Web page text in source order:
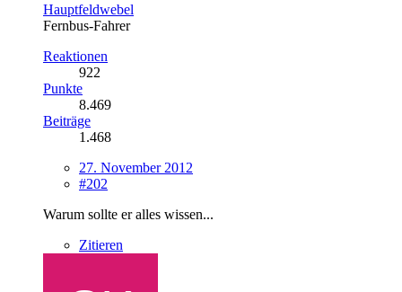
Hauptfeldwebel
Fernbus-Fahrer
Reaktionen
922
Punkte
8.469
Beiträge
1.468
27. November 2012
#202
Warum sollte er alles wissen...
Zitieren